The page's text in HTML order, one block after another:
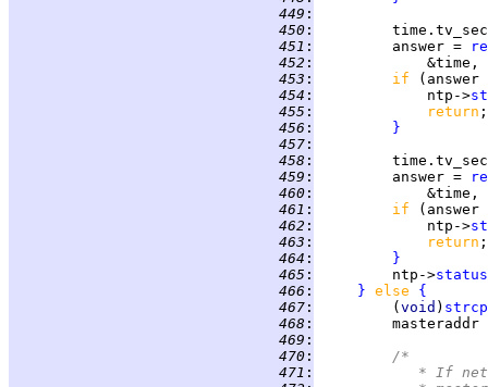
449 :
450 :
451 :
         answer =
452 :
&time,
453 : if
454 :
             ntp->
455 :
return
456 :
}
457 :
458 :
459 :
         answer =
460 :
&time,
461 : if
462 :
             ntp->
463 :
return
464 :
}
465 :
         ntp->
status
466 : } else {
467 :
         (
void )
468 :
469 :
470 :
/*
471 :
* If